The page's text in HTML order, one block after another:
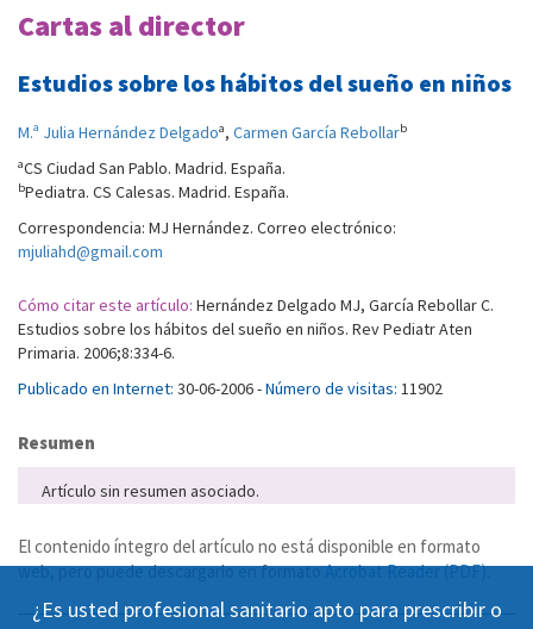
Cartas al director
Estudios sobre los hábitos del sueño en niños
M.ª Julia Hernández Delgadoa, Carmen García Rebollarb
aCS Ciudad San Pablo. Madrid. España.
bPediatra. CS Calesas. Madrid. España.
Correspondencia: MJ Hernández. Correo electrónico:
mjuliahd@gmail.com
Cómo citar este artículo: Hernández Delgado MJ, García Rebollar C.
Estudios sobre los hábitos del sueño en niños. Rev Pediatr Aten
Primaria. 2006;8:334-6.
Publicado en Internet: 30-06-2006 -Número de visitas: 11902
Resumen
Artículo sin resumen asociado.
El contenido íntegro del artículo no está disponible en formato
web, pero puede descargarlo en formatoAcrobat Reader (PDF).
¿Es usted profesional sanitario apto para prescribir o